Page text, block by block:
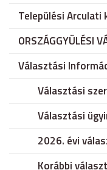
Települési Arculati
ORSZÁGGYÜLÉSI
Választási
Választási
Választási
2026. évi
Korábbi